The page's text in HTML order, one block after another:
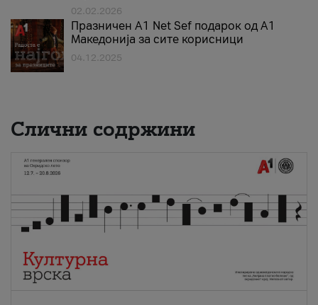
02.02.2026
Празничен A1 Net Sеf подарок од А1
Македонија за сите корисници
04.12.2025
Слични содржини